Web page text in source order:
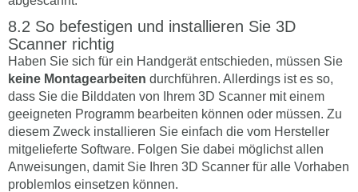
So befestigen und installieren Sie 3D
Scanner richtig
Haben Sie sich für ein Handgerät entschieden, müssen Sie
keine Montagearbeiten durchführen. Allerdings ist es so,
dass Sie die Bilddaten von Ihrem 3D Scanner mit einem
geeigneten Programm bearbeiten können oder müssen. Zu
diesem Zweck installieren Sie einfach die vom Hersteller
mitgelieferte Software. Folgen Sie dabei möglichst allen
Anweisungen, damit Sie Ihren 3D Scanner für alle Vorhaben
problemlos einsetzen können.